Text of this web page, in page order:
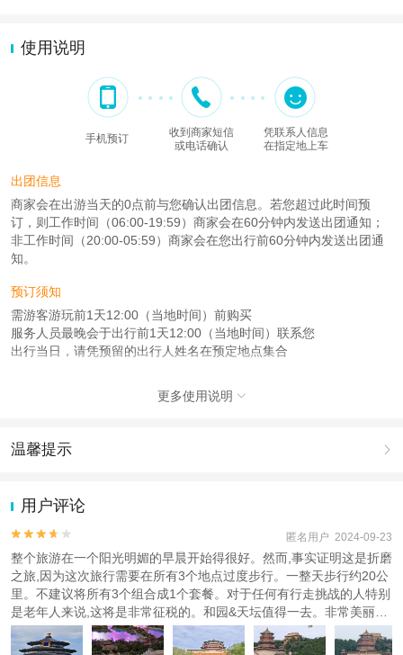
使用说明
手机预订
收到商家短信
或电话确认
凭联系人信息
在指定地上车
出团信息
商家会在出游当天的0点前与您确认出团信息。若您超过此时间预
订，则工作时间（06:00-19:59）商家会在60分钟内发送出团通知；
非工作时间（20:00-05:59）商家会在您出行前60分钟内发送出团通
知。
预订须知
需游客游玩前1天12:00（当地时间）前购买
服务人员最晚会于出行前1天12:00（当地时间）联系您
出行当日，请凭预留的出行人姓名在预定地点集合
老人：60周岁（含）以上；
本产品由青岛驿路同行国际旅行社有限公司代理招徕，委托社为北京万事昌旅行
社有限公司，具体的旅游服务和操作由委托社及其有资质的地接社提供
更多使用说明 
温馨提示 
动（如跳伞、潜水、滑雪等）前，请务必仔细阅读
2.为普及旅游安全知识及旅游文明公约，使您的旅程顺利圆满完成，
特制定《去哪儿网旅游安全手册》 ，请您认真阅读并切实遵守。
用户评论

 匿名用户 2024-09-23
整个旅游在一个阳光明媚的早晨开始得很好。然而,事实证明这是折磨
之旅,因为这次旅行需要在所有3个地点过度步行。一整天步行约20公
里。不建议将所有3个组合成1个套餐。对于任何有行走挑战的人特别
是老年人来说,这将是非常征税的。和园&天坛值得一去。非常美丽的
景观和设置。至于老和园,更适合历史参观。不是我首选的地方。